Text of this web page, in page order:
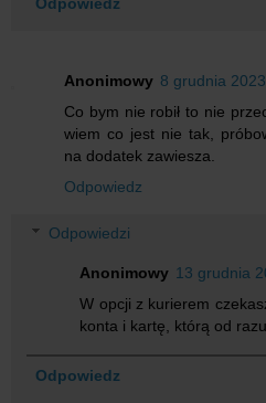
Odpowiedz
Anonimowy 8 grudnia
Co bym nie robił to nie
wiem co jest nie tak,
na dodatek zawiesza.
Odpowiedz
Odpowiedzi
Anonimowy 13 grudnia
W opcji z kurierem
konta i kartę, którą od
Odpowiedz